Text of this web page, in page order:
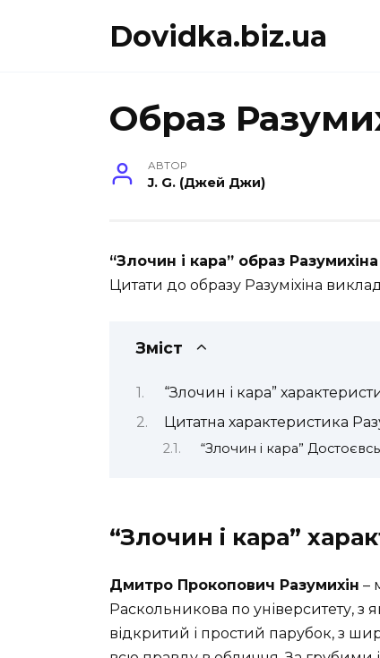
Dovidka.biz.ua
Образ
АВТОР
J. G. (Джей Джи)
“Злочин і кара” образ Разумихіна
Цитати до образу Разуміхіна
Зміст
“Злочин і кара”
Цитатна характеристика
“Злочин і кара”
“Злочин і кара”
Дмитро Прокопович Разумихін –
Раскольникова по університету,
відкритий і простий парубок, з